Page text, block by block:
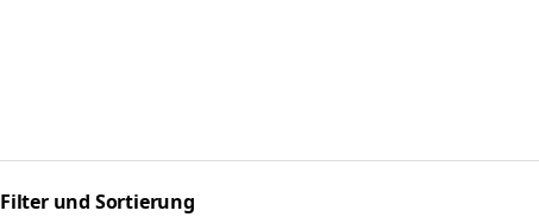
Filter und Sortierung